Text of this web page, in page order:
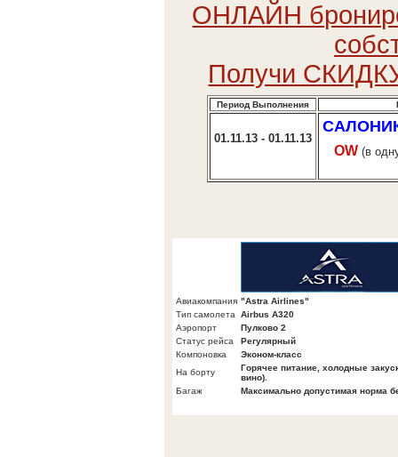
ОНЛАЙН
Получи
Период Выполнения
01.11.13 - 01.11.13
OW (в
Авиакомпания "Astra Airlines"
Тип самолета
Airbus А320
Аэропорт
Пулково 2
Статус рейса
Регулярный
Компоновка
Эконом-класс
На борту
Горячее питание, холодные
вино).
Багаж
Максимально допустимая норма